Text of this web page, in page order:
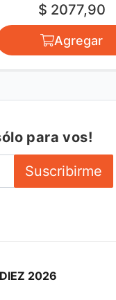
$ 2077,90
Agregar
para vos!
Suscribirme
2026